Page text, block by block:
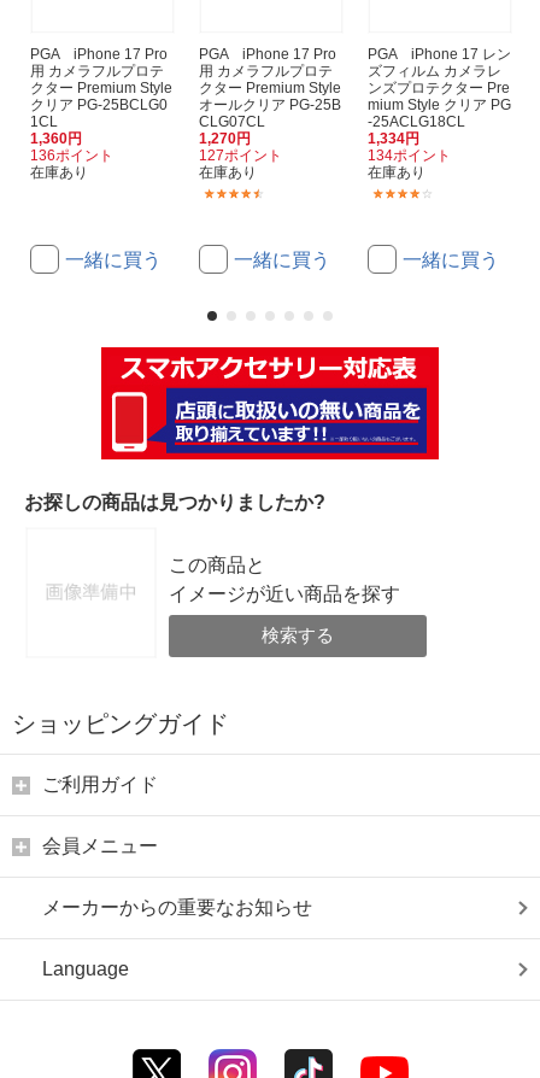
PGA iPhone 17 Pro
用 カメラフルプロテ
クター Premium Style
クリア PG-25BCLG0
1CL
1,360円
136ポイント
在庫あり
一緒に買う
PGA iPhone 17 Pro
用 カメラフルプロテ
クター Premium Style
オールクリア PG-25B
CLG07CL
1,270円
127ポイント
在庫あり
一緒に買う
PGA iPhone 17 レン
ズフィルム カメラレ
ンズプロテクター Pre
mium Style クリア PG
-25ACLG18CL
1,334円
134ポイント
在庫あり
一緒に買う
お探しの商品は見つかりましたか?
この商品と
イメージが近い商品を探す
検索する
ショッピングガイド
ご利用ガイド
会員メニュー
メーカーからの重要なお知らせ
Language